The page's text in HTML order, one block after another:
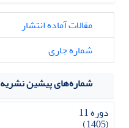
مقالات آماده انتشار
شماره جاری
شماره‌های پیشین نشریه
دوره 11
(1405)